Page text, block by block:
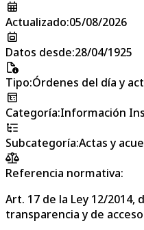
Actualizado:05/08/2026
Datos desde:28/04/1925
Tipo:Órdenes del día y
Categoría:Información
Subcategoría:Actas y
Referencia normativa:
Art. 17 de la Ley 12/2014,
transparencia y de